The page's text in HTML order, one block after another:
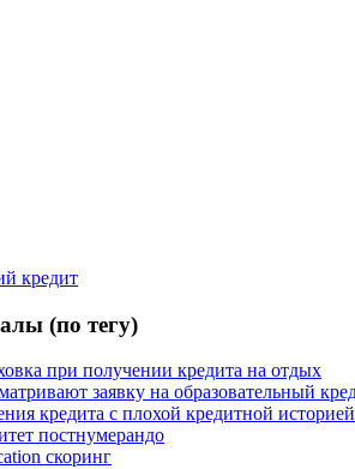
кредит
(по тегу)
при получении кредита на отдых
заявку на образовательный
кредита с плохой кредитной историей
постнумерандо
скоринг